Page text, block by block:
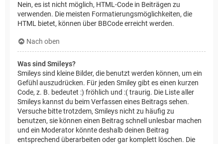
Nein, es ist nicht möglich, HTML-Code in Beiträgen zu
verwenden. Die meisten Formatierungsmöglichkeiten, die
HTML bietet, können über BBCode erreicht werden.
Nach oben
Was sind Smileys?
Smileys sind kleine Bilder, die benutzt werden können, um ein
Gefühl auszudrücken. Für jeden Smiley gibt es einen kurzen
Code, z. B. bedeutet :) fröhlich und :( traurig. Die Liste aller
Smileys kannst du beim Verfassen eines Beitrags sehen.
Versuche bitte trotzdem, Smileys nicht zu häufig zu
benutzen, sie können einen Beitrag schnell unlesbar machen
und ein Moderator könnte deshalb deinen Beitrag
entsprechend überarbeiten oder gar komplett löschen. Die